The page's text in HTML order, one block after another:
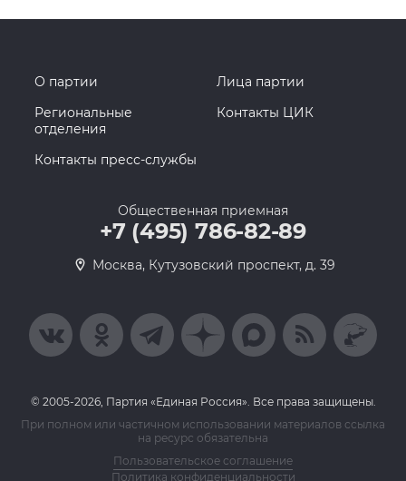
О партии
Лица партии
Региональные
отделения
Контакты ЦИК
Контакты пресс-службы
Общественная приемная
+7 (495) 786-82-89
Москва, Кутузовский проспект, д. 39
© 2005-2026, Партия «Единая Россия». Все права защищены.
При полном или частичном использовании материалов ссылка
на ресурс обязательна
Пользовательское соглашение
Политика конфиденциальности